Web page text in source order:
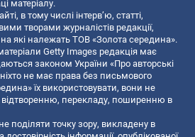
матеріалу.
в тому числі інтерв’ю, статті,
творами журналістів редакції,
які належать ТОВ «Золота середина».
Getty Images редакція має
законом України «Про авторські
не має права без письмового
їх використовувати, вони не
перекладу, поширенню в
поділяти точку зору, викладену в